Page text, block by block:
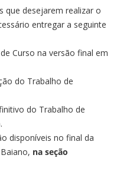
que desejarem realizar o
entregar a seguinte
Curso na versão final em
do Trabalho de
do Trabalho de
disponíveis no final da
na seção